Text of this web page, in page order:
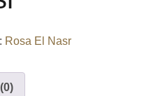
Rosa El Nasr